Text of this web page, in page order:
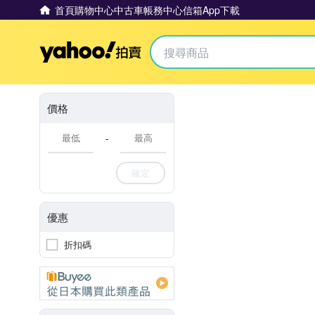
首頁購物中心中古車帳務中心信箱App下載
Yahoo拍賣
價格
-
確定
優惠
折扣碼